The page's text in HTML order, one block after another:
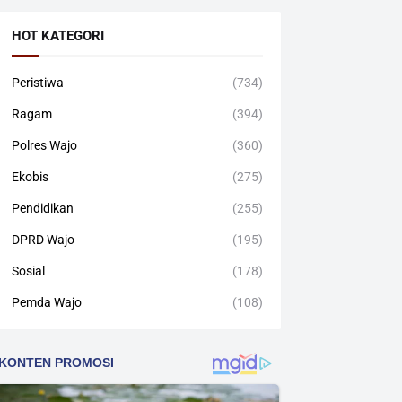
HOT KATEGORI
Peristiwa (734)
Ragam (394)
Polres Wajo (360)
Ekobis (275)
Pendidikan (255)
DPRD Wajo (195)
Sosial (178)
Pemda Wajo (108)